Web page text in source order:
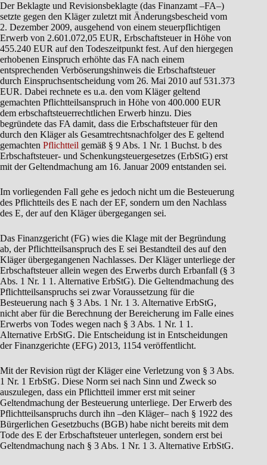
Der Beklagte und Revisionsbeklagte (das Finanzamt –FA–)
setzte gegen den Kläger zuletzt mit Änderungsbescheid vom
2. Dezember 2009, ausgehend von einem steuerpflichtigen
Erwerb von 2.601.072,05 EUR, Erbschaftsteuer in Höhe von
455.240 EUR auf den Todeszeitpunkt fest. Auf den hiergegen
erhobenen Einspruch erhöhte das FA nach einem
entsprechenden Verböserungshinweis die Erbschaftsteuer
durch Einspruchsentscheidung vom 26. Mai 2010 auf 531.373
EUR. Dabei rechnete es u.a. den vom Kläger geltend
gemachten Pflichtteilsanspruch in Höhe von 400.000 EUR
dem erbschaftsteuerrechtlichen Erwerb hinzu. Dies
begründete das FA damit, dass die Erbschaftsteuer für den
durch den Kläger als Gesamtrechtsnachfolger des E geltend
gemachten Pflichtteil gemäß § 9 Abs. 1 Nr. 1 Buchst. b des
Erbschaftsteuer- und Schenkungsteuergesetzes (ErbStG) erst
mit der Geltendmachung am 16. Januar 2009 entstanden sei.
Im vorliegenden Fall gehe es jedoch nicht um die Besteuerung
des Pflichtteils des E nach der EF, sondern um den Nachlass
des E, der auf den Kläger übergegangen sei.
Das Finanzgericht (FG) wies die Klage mit der Begründung
ab, der Pflichtteilsanspruch des E sei Bestandteil des auf den
Kläger übergegangenen Nachlasses. Der Kläger unterliege der
Erbschaftsteuer allein wegen des Erwerbs durch Erbanfall (§ 3
Abs. 1 Nr. 1 1. Alternative ErbStG). Die Geltendmachung des
Pflichtteilsanspruchs sei zwar Voraussetzung für die
Besteuerung nach § 3 Abs. 1 Nr. 1 3. Alternative ErbStG,
nicht aber für die Berechnung der Bereicherung im Falle eines
Erwerbs von Todes wegen nach § 3 Abs. 1 Nr. 1 1.
Alternative ErbStG. Die Entscheidung ist in Entscheidungen
der Finanzgerichte (EFG) 2013, 1154 veröffentlicht.
Mit der Revision rügt der Kläger eine Verletzung von § 3 Abs.
1 Nr. 1 ErbStG. Diese Norm sei nach Sinn und Zweck so
auszulegen, dass ein Pflichtteil immer erst mit seiner
Geltendmachung der Besteuerung unterliege. Der Erwerb des
Pflichtteilsanspruchs durch ihn –den Kläger– nach § 1922 des
Bürgerlichen Gesetzbuchs (BGB) habe nicht bereits mit dem
Tode des E der Erbschaftsteuer unterlegen, sondern erst bei
Geltendmachung nach § 3 Abs. 1 Nr. 1 3. Alternative ErbStG.